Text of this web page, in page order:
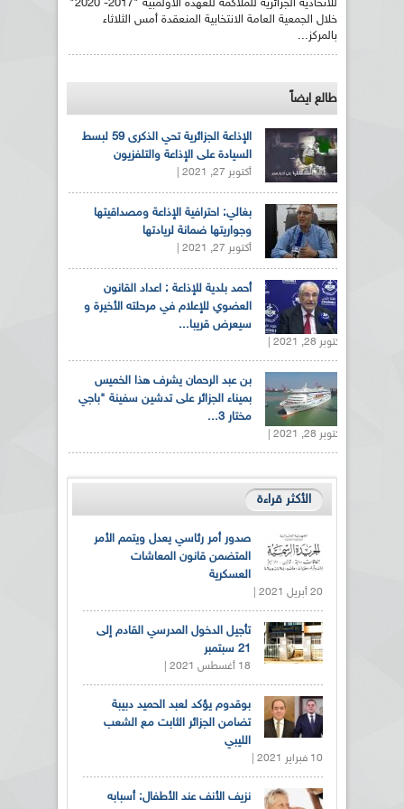
للاتحادية الجزائرية للملاكمة للعهدة الاولمبية "2017- 2020"
خلال الجمعية العامة الانتخابية المنعقدة أمس الثلاثاء
بالمركز...
طالع ايضاً
الإذاعة الجزائرية تحي الذكرى 59 لبسط
السيادة على الإذاعة والتلفزيون
أكتوبر 27, 2021 |
بغالي: احترافية الإذاعة ومصداقيتها
وجواريتها ضمانة لريادتها
أكتوبر 27, 2021 |
أحمد بلدية للإذاعة : اعداد القانون
العضوي للإعلام في مرحلته الأخيرة و
سيعرض قريبا...
أكتوبر 28, 2021 |
بن عبد الرحمان يشرف هذا الخميس
بميناء الجزائر على تدشين سفينة "باجي
مختار 3...
أكتوبر 28, 2021 |
الأكثر قراءة
صدور أمر رئاسي يعدل ويتمم الأمر
المتضمن قانون المعاشات
العسكرية
20 أبريل 2021 |
تأجيل الدخول المدرسي القادم إلى
21 سبتمبر
18 أغسطس 2021 |
بوقدوم يؤكد لعبد الحميد دبيبة
تضامن الجزائر الثابت مع الشعب
الليبي
10 فبراير 2021 |
نزيف الأنف عند الأطفال: أسبابه